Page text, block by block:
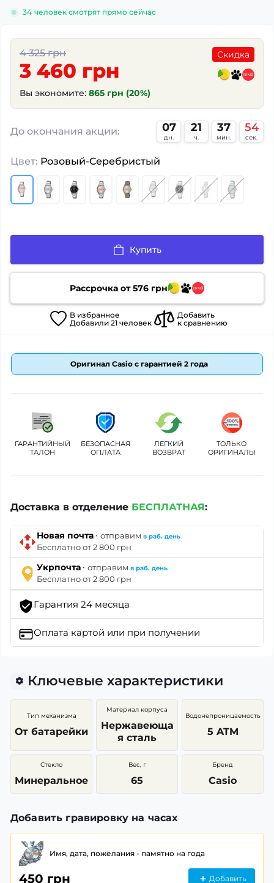
34 человек смотрят прямо сейчас
4 325 грн
3 460 грн
Вы экономите: 865 грн (20%)
Скидка
До окончания акции: 07
дн.
21
ч.
37
мин.
53
сек.
Цвет: Розовый-Серебристый
Купить
Рассрочка от576 грн
В избранное
Добавили 21 человек
Добавить
к сравнению
Оригинал Casio с гарантией 2 года
ГАРАНТИЙНЫЙ
ТАЛОН
БЕЗОПАСНАЯ
ОПЛАТА
ЛЕГКИЙ
ВОЗВРАТ
ТОЛЬКО
ОРИГИНАЛЫ
Доставка в отделение БЕСПЛАТНАЯ:
Новая почта · отправим в раб. день
Бесплатно от 2 800 грн
Укрпочта · отправим в раб. день
Бесплатно от 2 800 грн
Гарантия 24 месяца
Оплата картой или при получении
Ключевые характеристики
Тип механизма
От батарейки
Материал корпуса
Нержавеюща
я сталь
Водонепроницаемость
5 ATM
Стекло
Минеральное
Вес, г
65
Бренд
Casio
Добавить гравировку на часах
Имя, дата, пожелания - памятно на года
450 грн Добавить